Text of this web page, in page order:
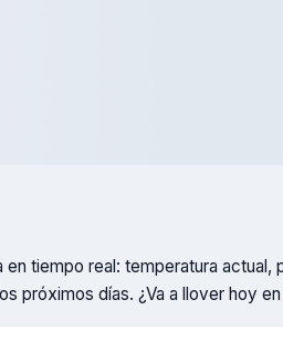
en tiempo real: temperatura actual,
próximos días. ¿Va a llover hoy en